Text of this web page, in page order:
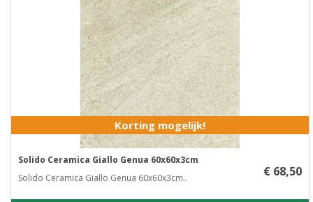
Korting mogelijk!
Solido Ceramica Giallo Genua 60x60x3cm
Solido Ceramica Giallo Genua 60x60x3cm..
€ 68,50